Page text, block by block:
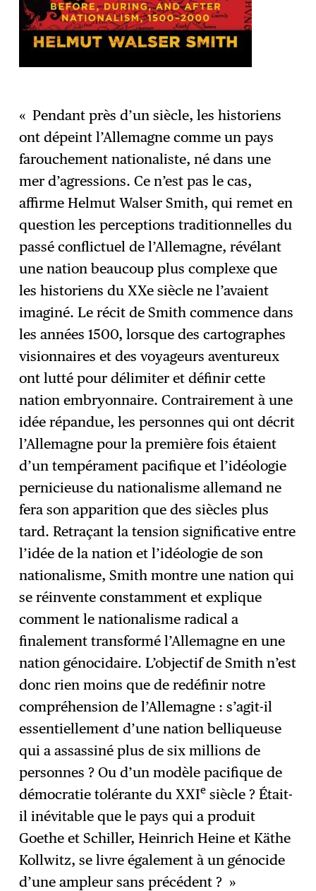
« Pendant près d’un siècle, les historiens
ont dépeint l’Allemagne comme un pays
farouchement nationaliste, né dans une
mer d’agressions. Ce n’est pas le cas,
affirme Helmut Walser Smith, qui remet en
question les perceptions traditionnelles du
passé conflictuel de l’Allemagne, révélant
une nation beaucoup plus complexe que
les historiens du XXe siècle ne l’avaient
imaginé. Le récit de Smith commence dans
les années 1500, lorsque des cartographes
visionnaires et des voyageurs aventureux
ont lutté pour délimiter et définir cette
nation embryonnaire. Contrairement à une
idée répandue, les personnes qui ont décrit
l’Allemagne pour la première fois étaient
d’un tempérament pacifique et l’idéologie
pernicieuse du nationalisme allemand ne
fera son apparition que des siècles plus
tard. Retraçant la tension significative entre
l’idée de la nation et l’idéologie de son
nationalisme, Smith montre une nation qui
se réinvente constamment et explique
comment le nationalisme radical a
finalement transformé l’Allemagne en une
nation génocidaire. L’objectif de Smith n’est
donc rien moins que de redéfinir notre
compréhension de l’Allemagne : s’agit-il
essentiellement d’une nation belliqueuse
qui a assassiné plus de six millions de
personnes ? Ou d’un modèle pacifique de
démocratie tolérante du XXIe siècle ? Était-
il inévitable que le pays qui a produit
Goethe et Schiller, Heinrich Heine et Käthe
Kollwitz, se livre également à un génocide
d’une ampleur sans précédent ? »